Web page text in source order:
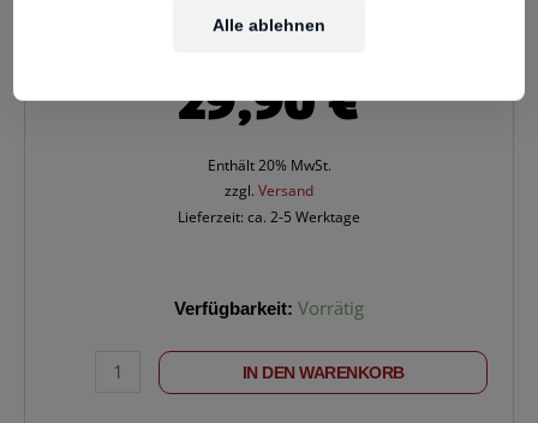
29,90€
Enthält 20% MwSt.
zzgl. Versand
Lieferzeit: ca. 2-5 Werktage
Verfügbarkeit: Vorrätig
StMiniKli>StKlinke
IN DEN WARENKORB
Alle ablehnen